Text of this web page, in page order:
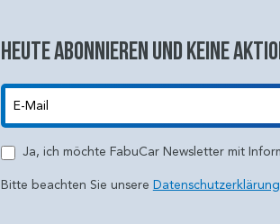
Heute abonnieren und keine
Ja, ich möchte FabuCar Newsletter mit
Bitte beachten Sie unsere